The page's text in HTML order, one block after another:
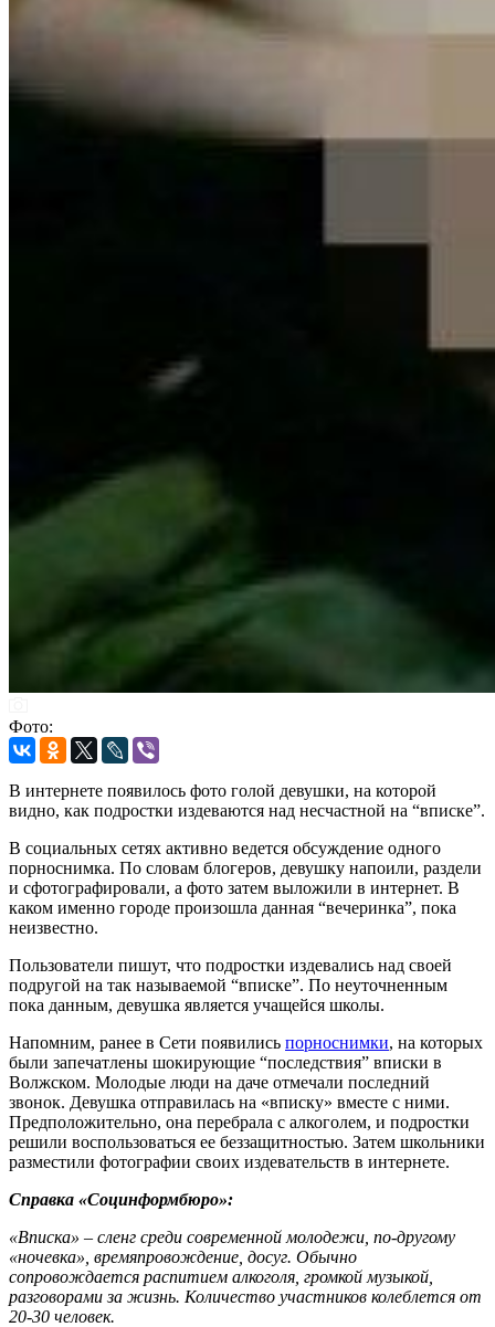
Фото:
В интернете появилось фото голой девушки, на которой
видно, как подростки издеваются над несчастной на “вписке”.
В социальных сетях активно ведется обсуждение одного
порноснимка. По словам блогеров, девушку напоили, раздели
и сфотографировали, а фото затем выложили в интернет. В
каком именно городе произошла данная “вечеринка”, пока
неизвестно.
Пользователи пишут, что подростки издевались над своей
подругой на так называемой “вписке”. По неуточненным
пока данным, девушка является учащейся школы.
Напомним, ранее в Сети появились порноснимки, на которых
были запечатлены шокирующие “последствия” вписки в
Волжском. Молодые люди на даче отмечали последний
звонок. Девушка отправилась на «вписку» вместе с ними.
Предположительно, она перебрала с алкоголем, и подростки
решили воспользоваться ее беззащитностью. Затем школьники
разместили фотографии своих издевательств в интернете.
Справка «Социнформбюро»:
«Вписка» – сленг среди современной молодежи, по-другому
«ночевка», времяпровождение, досуг. Обычно
сопровождается распитием алкоголя, громкой музыкой,
разговорами за жизнь. Количество участников колеблется от
20-30 человек.